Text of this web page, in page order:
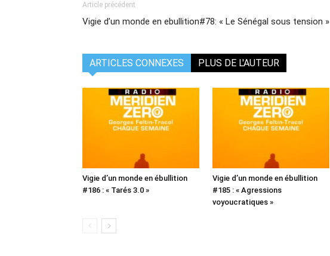
Article précédent
Vigie d’un monde en ebullition#78: « Le Sénégal sous tension »
ARTICLES CONNEXES PLUS DE L'AUTEUR
Vigie d’un monde en ébullition
#186 : « Tarés 3.0 »
Vigie d’un monde en ébullition
#185 : « Agressions
voyoucratiques »